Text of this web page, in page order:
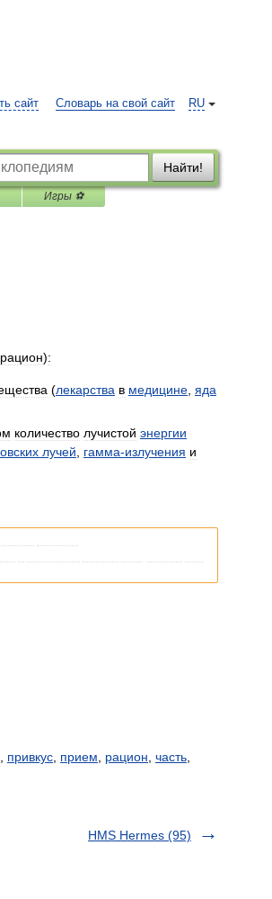
RU
сайт Словарь на свой сайт
Найти!
Игры ⚽
рацион):
(лекарства в медицине яда
количество лучистой энергии
лучей гамма-излучения и
привкус прием рацион часть
HMS Hermes (95)